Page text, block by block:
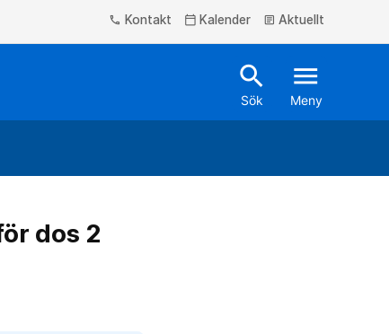
phone Kontakt calendar_today Kalender article Aktuellt
search
Sök
menu
Meny
dos 2